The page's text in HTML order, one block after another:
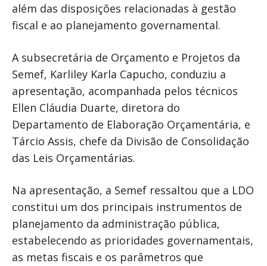
além das disposições relacionadas à gestão
fiscal e ao planejamento governamental.
A subsecretária de Orçamento e Projetos da
Semef, Karliley Karla Capucho, conduziu a
apresentação, acompanhada pelos técnicos
Ellen Cláudia Duarte, diretora do
Departamento de Elaboração Orçamentária, e
Tárcio Assis, chefe da Divisão de Consolidação
das Leis Orçamentárias.
Na apresentação, a Semef ressaltou que a LDO
constitui um dos principais instrumentos de
planejamento da administração pública,
estabelecendo as prioridades governamentais,
as metas fiscais e os parâmetros que